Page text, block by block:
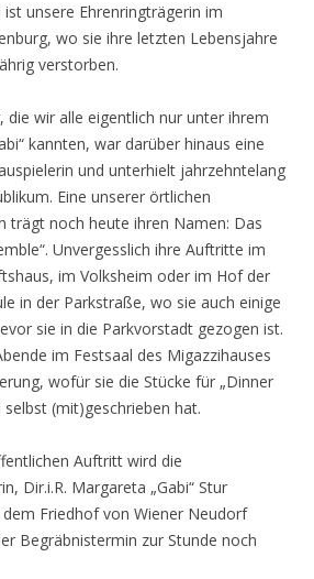
unsere Ehrenringträgerin im
wo sie ihre letzten Lebensjahre
verstorben.
die wir alle eigentlich nur unter ihrem
kannten, war darüber hinaus eine
und unterhielt jahrzehntelang
Eine unserer örtlichen
trägt noch heute ihren Namen: Das
Unvergesslich ihre Auftritte im
im Volksheim oder im Hof der
in der Parkstraße, wo sie auch einige
sie in die Parkvorstadt gezogen ist.
im Festsaal des Migazzihauses
wofür sie die Stücke für „Dinner
(mit)geschrieben hat.
Auftritt wird die
Dir.i.R. Margareta „Gabi“ Stur
Friedhof von Wiener Neudorf
Begräbnistermin zur Stunde noch